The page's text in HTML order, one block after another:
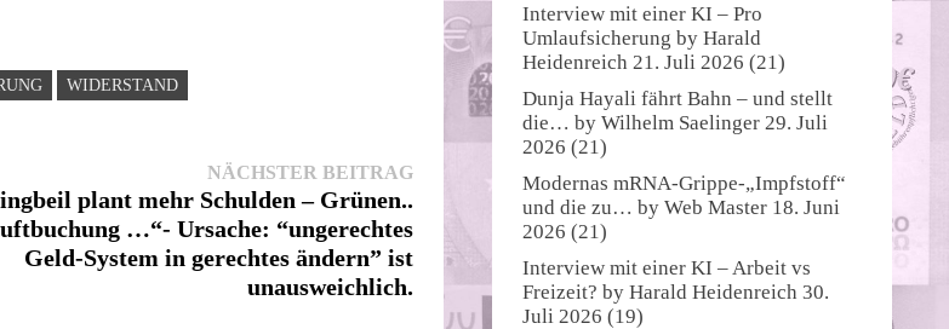
WIDERSTAND
NÄCHSTER BEITRAGNächster
plant mehr Schulden – Grünen..
…“- Ursache: “ungerechtes
Geld-System in gerechtes ändern” ist
unausweichlich.
Interview mit einer KI – Pro
Umlaufsicherung by Harald
Heidenreich 21. Juli 2026 (21)
Dunja Hayali fährt Bahn – und stellt
die… by Wilhelm Saelinger 29. Juli
2026 (21)
Modernas mRNA-Grippe-„Impfstoff“
und die zu… by Web Master 18. Juni
2026 (21)
Interview mit einer KI – Arbeit vs
Freizeit? by Harald Heidenreich 30.
Juli 2026 (19)